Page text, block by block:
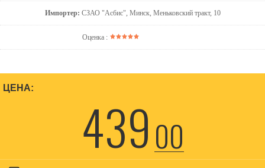
Импортер: СЗАО "Асбис", Минск, Меньковский тракт, 10
Оценка :
ЦЕНА:
43900